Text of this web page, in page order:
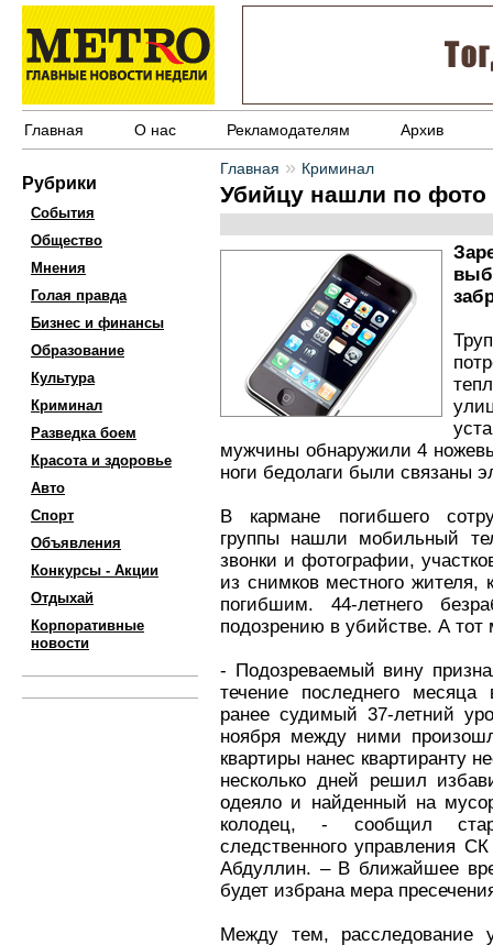
Главная О нас Рекламодателям Архив
Рубрики
События
Общество
Мнения
Голая правда
Бизнес и финансы
Образование
Культура
Криминал
Разведка боем
Красота и здоровье
Авто
Спорт
Объявления
Конкурсы - Акции
Отдыхай
Корпоративные
новости
Главная » Криминал
Убийцу нашли по
мужчины обнаружили 4
ноги бедолаги были связаны
В кармане погибшего
группы нашли мобильный
звонки и фотографии,
из снимков местного жителя,
погибшим. 44-летнего
подозрению в убийстве. А
- Подозреваемый вину
течение последнего
ранее судимый 37-летний
ноября между ними
квартиры нанес квартиранту
несколько дней решил
одеяло и найденный на
колодец, - сообщил
следственного управления
Абдуллин. – В ближайшее
будет избрана мера
Между тем, расследование